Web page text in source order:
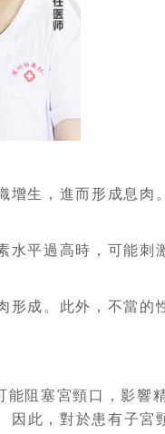
增生，進而形成息肉
平過高時，可能刺
成。此外，不當的
阻塞宮頸口，影響
因此，對於患有子宮